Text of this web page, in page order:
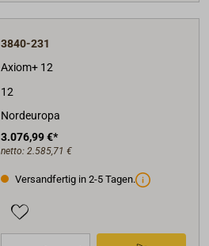
3840-231
Axiom+ 12
12
Nordeuropa
3.076,99 €*
netto: 2.585,71 €
Versandfertig in 2-5 Tagen.